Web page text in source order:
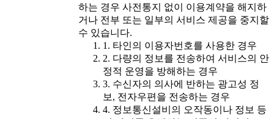
하는 경우 사전통지 없이 이용계약을 해지하
거나 전부 또는 일부의 서비스 제공을 중지할
수 있습니다.
1. 타인의 이용자번호를 사용한 경우
2. 다량의 정보를 전송하여 서비스의 안
정적 운영을 방해하는 경우
3. 수신자의 의사에 반하는 광고성 정
보, 전자우편을 전송하는 경우
4. 정보통신설비의 오작동이나 정보 등